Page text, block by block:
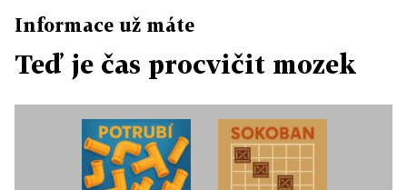
Informace už máte
Teď je čas procvičit mozek